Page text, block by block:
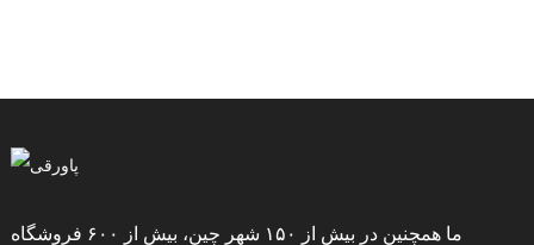
ما همچنین در بیش از ۱۵۰ شهر چین، بیش از ۶۰۰ فروشگاه